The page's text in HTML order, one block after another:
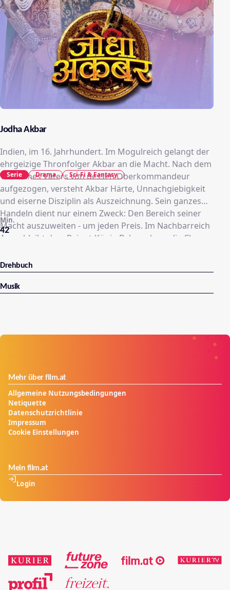
Jodha Akbar
Indien, im 16. Jahrhundert. Im Mogulreich gelangt der
ehrgeizige Thronfolger Akbar an die Macht. Nach dem
Tod seines Vaters von dessen Oberkommandeur
aufgezogen, versteht Akbar Härte, Unnachgiebigkeit
und eiserne Disziplin als Auszeichnung. Sein ganzes
Handeln dient nur einem Zweck: Den Bereich seiner
Macht auszuweiten - um jeden Preis. Im Nachbarreich
Amer bleibt dem Rajput-König Bahrmal nur die Chance
muss den angriffslustigen Jung-Mogul heiraten, um
Krieg und Zerstörung fernzuhalten. Doch Jodha hat
ihren eigenen Kopf. Nichts hasst sie so sehr wie die
Rebellengruppierung flieht. Doch Jodha ahnt nicht,
42
Min.
Serie Drama Sci-Fi & Fantasy
Drehbuch
Musik
Mehr über film.at
Allgemeine Nutzungsbedingungen
Netiquette
Datenschutzrichtlinie
Impressum
Cookie Einstellungen
Mein film.at
Login